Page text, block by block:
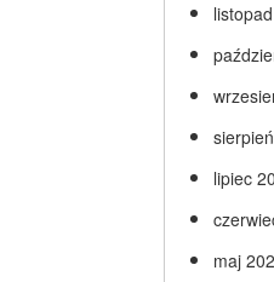
lipiec
maj